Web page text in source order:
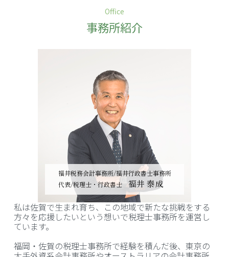
Office
事務所紹介
福井税務会計事務所/福井行政書士事務所
代表/税理士・行政書士福井 泰成
私は佐賀で生まれ育ち、この地域で新たな挑戦をする
方々を応援したいという想いで税理士事務所を運営し
ています。
福岡・佐賀の税理士事務所で経験を積んだ後、東京の